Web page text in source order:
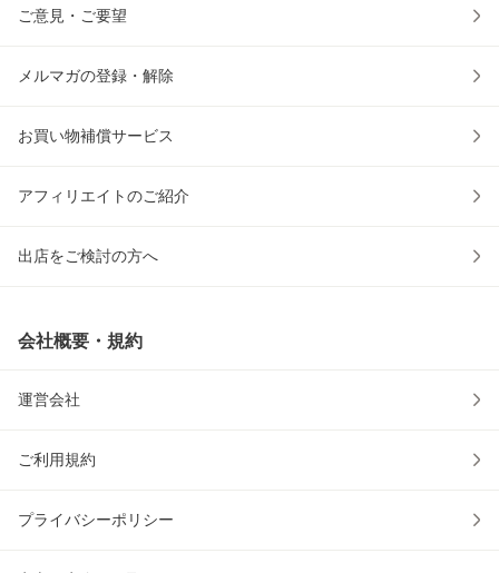
ご意見・ご要望
メルマガの登録・解除
お買い物補償サービス
アフィリエイトのご紹介
出店をご検討の方へ
会社概要・規約
運営会社
ご利用規約
プライバシーポリシー